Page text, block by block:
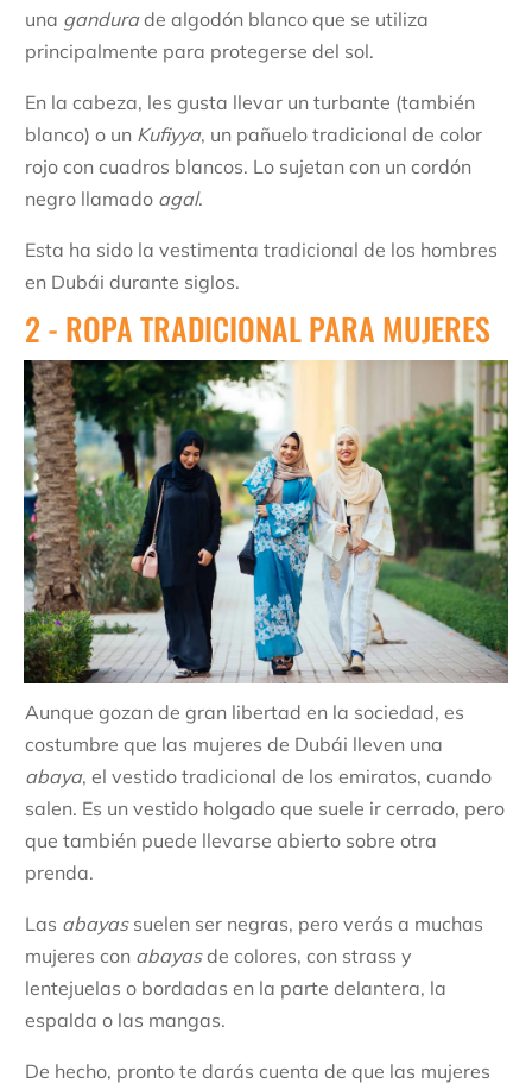
una gandurade algodón blanco que se utiliza
principalmente para protegerse del sol.
En la cabeza, les gusta llevar un turbante (también
blanco) o un Kufiyya, un pañuelo tradicional de color
rojo con cuadros blancos. Lo sujetan con un cordón
negro llamado agal.
Esta ha sido la vestimenta tradicional de los hombres
en Dubái durante siglos.
2 - ROPA TRADICIONAL PARA MUJERES
Aunque gozan de gran libertad en la sociedad, es
costumbre que las mujeres de Dubái lleven una
abaya, el vestido tradicional de los emiratos, cuando
salen. Es un vestido holgado que suele ir cerrado, pero
que también puede llevarse abierto sobre otra
prenda.
Las abayas suelen ser negras, pero verás a muchas
mujeres con abayasde colores, con strass y
lentejuelas o bordadas en la parte delantera, la
espalda o las mangas.
De hecho, pronto te darás cuenta de que las mujeres